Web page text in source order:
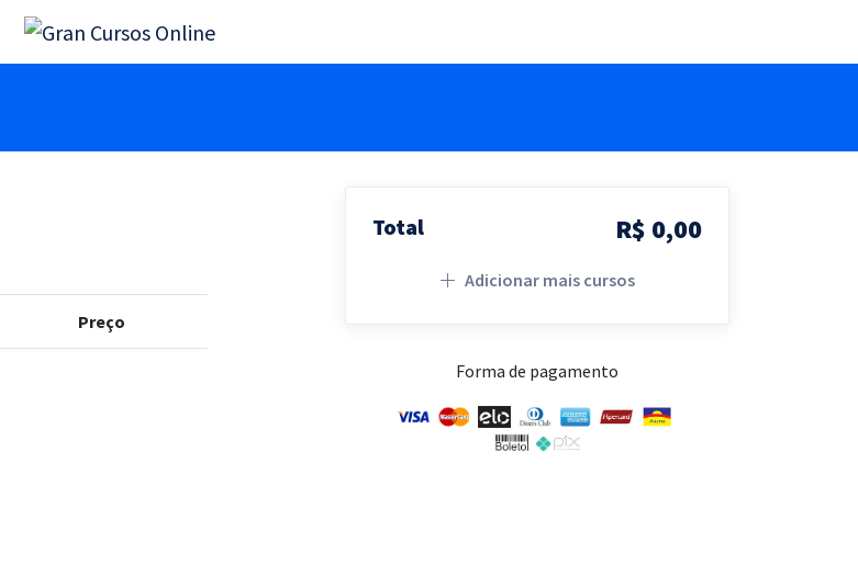
Preço
Total R$ 0,00
Adicionar mais cursos
Forma de pagamento